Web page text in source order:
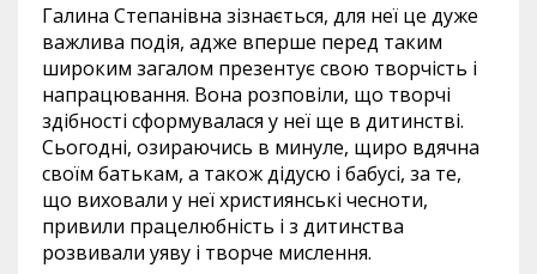
Галина Степанівна зізнається, для неї це дуже
важлива подія, адже вперше перед таким
широким загалом презентує свою творчість і
напрацювання. Вона розповіли, що творчі
здібності сформувалася у неї ще в дитинстві.
Сьогодні, озираючись в минуле, щиро вдячна
своїм батькам, а також дідусю і бабусі, за те,
що виховали у неї християнські чесноти,
привили працелюбність і з дитинства
розвивали уяву і творче мислення.